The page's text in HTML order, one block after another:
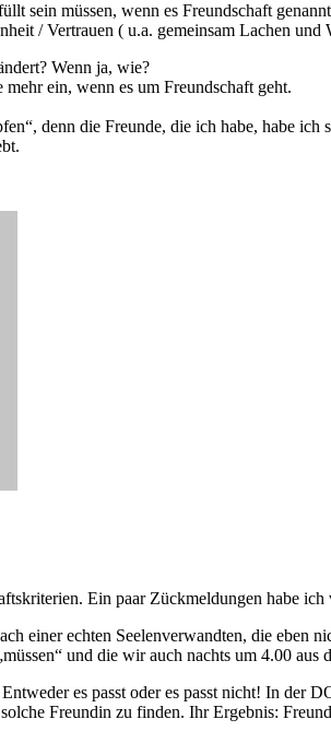
sein müssen, wenn es Freundschaft
/ Vertrauen ( u.a. gemeinsam Lachen und
Wenn ja, wie?
ein, wenn es um Freundschaft geht.
denn die Freunde, die ich habe, habe
Ein paar Zückmeldungen habe
einer echten Seelenverwandten, die eben
und die wir auch nachts um 4.00 aus
es passt oder es passt nicht! In
Freundin zu finden. Ihr Ergebnis: